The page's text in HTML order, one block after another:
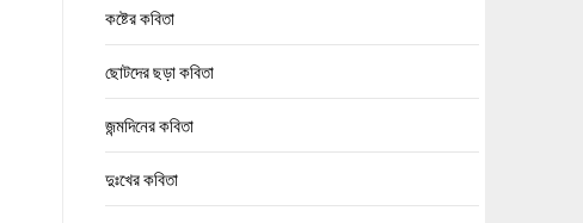
কষ্টের কবিতা
ছোটদের ছড়া কবিতা
জন্মদিনের কবিতা
দুঃখের কবিতা